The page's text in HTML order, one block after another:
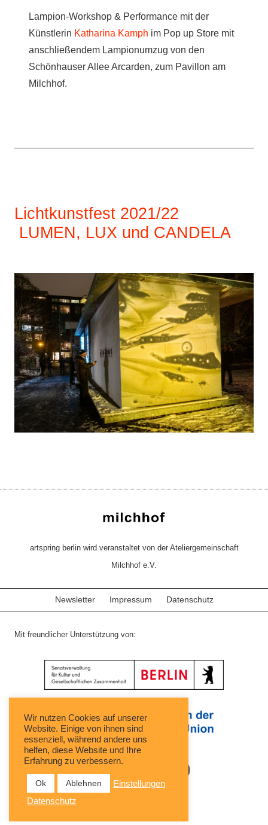
Lampion-Workshop & Performance mit der
Künstlerin Katharina Kamph im Pop up Store mit
anschließendem Lampionumzug von den
Schönhauser Allee Arcarden, zum Pavillon am
Milchhof.
Lichtkunstfest 2021/22
LUMEN, LUX und CANDELA
artspring berlin wird veranstaltet von der Ateliergemeinschaft
Milchhof e.V.
Newsletter Impressum Datenschutz
Mit freundlicher Unterstützung von:
Wir nutzen Cookies auf unserer
Website. Einige von ihnen sind
essenziell, während andere uns
helfen, diese Website und Ihre
Erfahrung zu verbessern.
Ok Ablehnen
Einstellungen
Datenschutz